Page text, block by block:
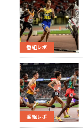
番組レポ
番組レポ